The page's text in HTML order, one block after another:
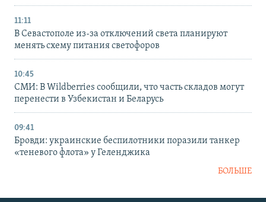
11:11
В Севастополе из-за отключений света планируют
менять схему питания светофоров
10:45
СМИ: В Wildberries сообщили, что часть складов могут
перенести в Узбекистан и Беларусь
09:41
Бровди: украинские беспилотники поразили танкер
«теневого флота» у Геленджика
БОЛЬШЕ